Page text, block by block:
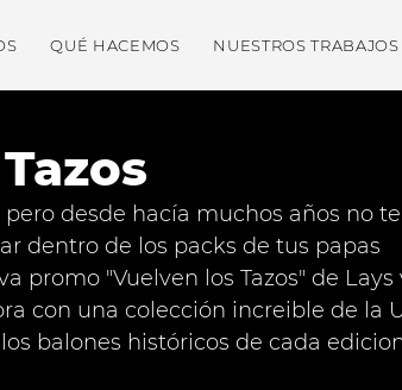
QUÉ HACEMOS NUESTROS TRABAJOS
desde hacía muchos años no
dentro de los packs de tus papas
promo "Vuelven los Tazos" de Lays
con una colección increible de la
balones históricos de cada